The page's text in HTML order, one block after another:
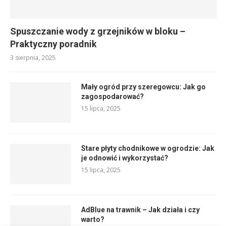
Spuszczanie wody z grzejników w bloku –
Praktyczny poradnik
3 sierpnia, 2025
Mały ogród przy szeregowcu: Jak go
zagospodarować?
15 lipca, 2025
Stare płyty chodnikowe w ogrodzie: Jak
je odnowić i wykorzystać?
15 lipca, 2025
AdBlue na trawnik – Jak działa i czy
warto?